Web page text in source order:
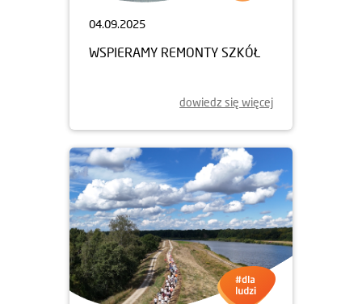
04.09.2025
WSPIERAMY REMONTY SZKÓŁ
dowiedz się więcej